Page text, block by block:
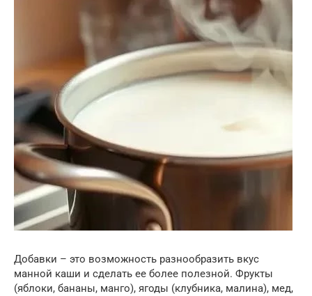
Добавки – это возможность разнообразить вкус
манной каши и сделать ее более полезной. Фрукты
(яблоки, бананы, манго), ягоды (клубника, малина), мед,